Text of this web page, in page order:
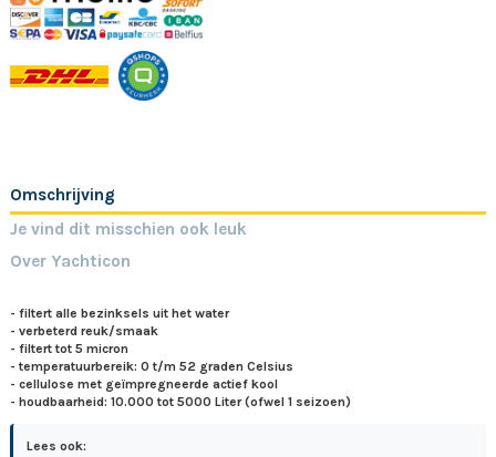
Omschrijving
Je vind dit misschien ook leuk
Over Yachticon
- filtert alle bezinksels uit het water
- verbeterd reuk/smaak
- filtert tot 5 micron
- temperatuurbereik: 0 t/m 52 graden Celsius
- cellulose met geïmpregneerde actief kool
- houdbaarheid: 10.000 tot 5000 Liter (ofwel 1 seizoen)
Lees ook: